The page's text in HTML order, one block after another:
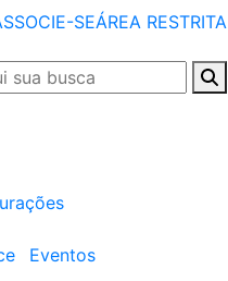
SEÁREA RESTRITA
Eventos